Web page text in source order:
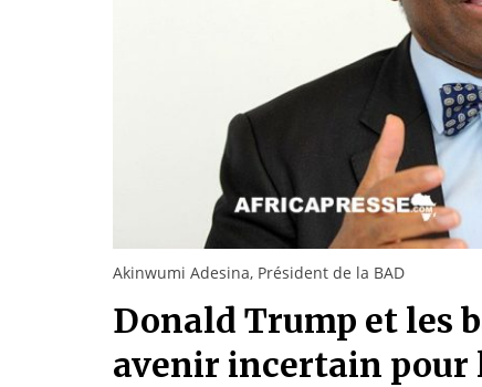
Akinwumi Adesina, Président de la BAD
Donald Trump et les
avenir incertain